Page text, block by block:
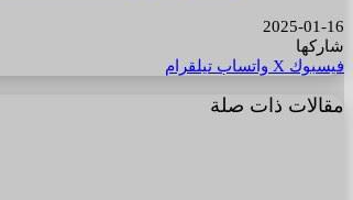
2025-01-16
شاركها
فيسبوك ‫X واتساب تيلقرام
مقالات ذات صلة